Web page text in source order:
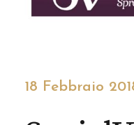
18 Febbraio